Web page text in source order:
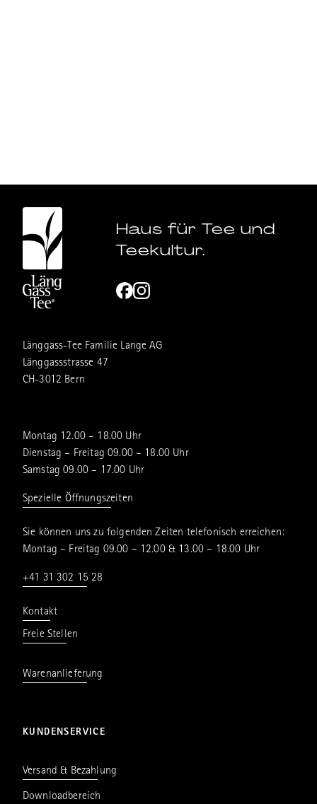
Haus für Tee und
Teekultur.
Länggass-Tee Familie Lange AG
Länggassstrasse 47
CH-3012 Bern
Montag 12.00 – 18.00 Uhr
Dienstag – Freitag 09.00 – 18.00 Uhr
Samstag 09.00 – 17.00 Uhr
Spezielle Öffnungszeiten
Sie können uns zu folgenden Zeiten telefonisch erreichen:
Montag – Freitag 09.00 – 12.00 & 13.00 – 18.00 Uhr
+41 31 302 15 28
Kontakt
Freie Stellen
Warenanlieferung
KUNDENSERVICE
Versand & Bezahlung
Downloadbereich